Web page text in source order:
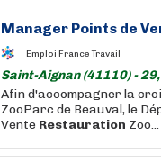
Manager Points de
Emploi France Travail
Saint-Aignan (41110) -
Afin d'accompagner la
ZooParc de Beauval, le
Vente Restauration Zoo...